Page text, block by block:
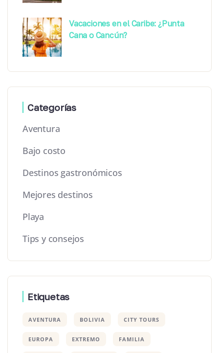
Vacaciones en el Caribe: ¿Punta
Cana o Cancún?
Categorías
Aventura
Bajo costo
Destinos gastronómicos
Mejores destinos
Playa
Tips y consejos
Etiquetas
AVENTURA BOLIVIA CITY TOURS
EUROPA EXTREMO FAMILIA